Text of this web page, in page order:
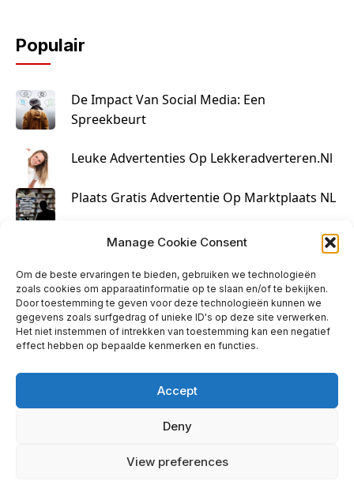
Manage Cookie Consent
Om de beste ervaringen te bieden, gebruiken we technologieën
zoals cookies om apparaatinformatie op te slaan en/of te bekijken.
Door toestemming te geven voor deze technologieën kunnen we
gegevens zoals surfgedrag of unieke ID's op deze site verwerken.
Het niet instemmen of intrekken van toestemming kan een negatief
effect hebben op bepaalde kenmerken en functies.
Accept
Deny
View preferences
Populair
De Impact Van Social Media: Een
Spreekbeurt
Leuke Advertenties Op Lekkeradverteren.nl
Plaats Gratis Advertentie Op Marktplaats NL
Kruisbestuiving Voor Succesvolle Marketing
Contact